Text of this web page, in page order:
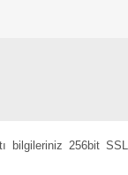
bilgileriniz 256bit SSL